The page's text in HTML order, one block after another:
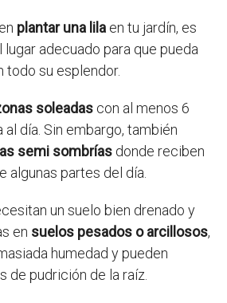
plantar una lila en tu jardín, es
adecuado para que pueda
su esplendor.
soleadas con al menos 6
día. Sin embargo, también
semi sombrías donde reciben
algunas partes del día.
un suelo bien drenado y
en suelos pesados o arcillosos,
humedad y pueden
de pudrición de la raíz.